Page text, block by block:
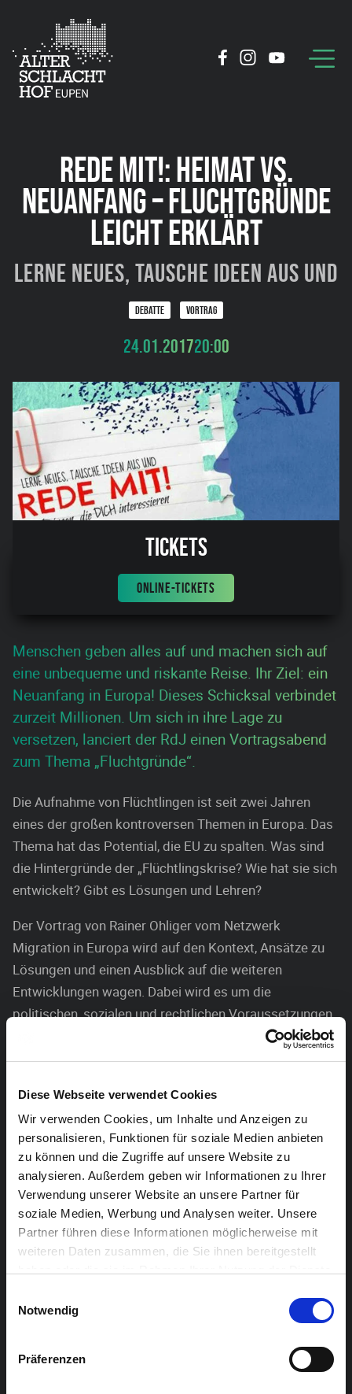
Diese Webseite verwendet Cookies
Wir verwenden Cookies, um Inhalte und Anzeigen zu
personalisieren, Funktionen für soziale Medien anbieten
zu können und die Zugriffe auf unsere Website zu
analysieren. Außerdem geben wir Informationen zu Ihrer
Verwendung unserer Website an unsere Partner für
soziale Medien, Werbung und Analysen weiter. Unsere
Partner führen diese Informationen möglicherweise mit
weiteren Daten zusammen, die Sie ihnen bereitgestellt
Notwendig
Präferenzen
REDE MIT!: HEIMAT VS.
NEUANFANG – FLUCHTGRÜNDE
LEICHT ERKLÄRT
Lerne Neues, tausche Ideen aus und
DEBATTE VORTRAG
24.01.201720:00
Tickets
ONLINE-TICKETS
Menschen geben alles auf und machen sich auf
eine unbequeme und riskante Reise. Ihr Ziel: ein
Neuanfang in Europa! Dieses Schicksal verbindet
zurzeit Millionen. Um sich in ihre Lage zu
versetzen, lanciert der RdJ einen Vortragsabend
zum Thema „Fluchtgründe“.
Die Aufnahme von Flüchtlingen ist seit zwei Jahren
eines der großen kontroversen Themen in Europa. Das
Thema hat das Potential, die EU zu spalten. Was sind
die Hintergründe der „Flüchtlingskrise? Wie hat sie sich
entwickelt? Gibt es Lösungen und Lehren?
Der Vortrag von Rainer Ohliger vom Netzwerk
Migration in Europa wird auf den Kontext, Ansätze zu
Lösungen und einen Ausblick auf die weiteren
Entwicklungen wagen. Dabei wird es um die
politischen, sozialen und rechtlichen Voraussetzungen,
die faktischen Zusammenhänge und die medialen und
öffentlichen Reaktionen gehen. Dem Input von ca. 45
dem Publikum.
Klingt kompliziert? Aber nein! Ziel der RdJ Lounges ist
kritisches Denken zu fördern, die Meinungsbildung zu
unterstützen, das gesellschaftliche Basiswissen junger
Menschen zu stärken.
Nach einem Vortrag erhalten die Besucher die Chance
nachzufragen, abzuwägen, auszutauschen, ohne
unkomplizierter Umgangston ist Grundvoraussetzung!
kostenlos.